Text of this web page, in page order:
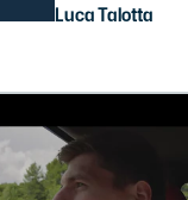
Luca Talotta